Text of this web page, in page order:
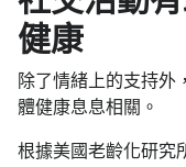
健康
除了情緒上的支持外
體健康息息相關。
根據美國老齡化研究